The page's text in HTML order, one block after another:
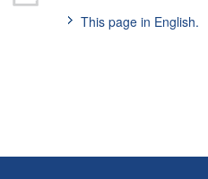
This page in English.